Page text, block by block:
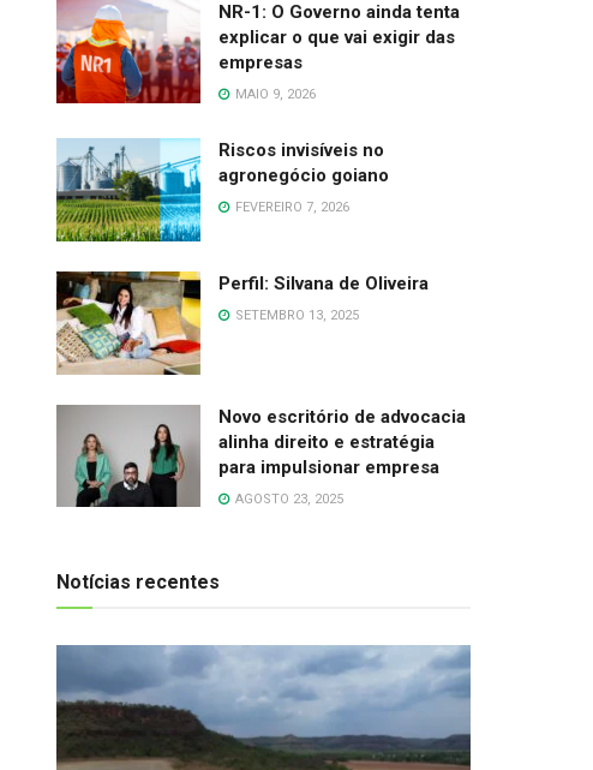
NR-1: O Governo ainda tenta
explicar o que vai exigir das
empresas
MAIO 9, 2026
Riscos invisíveis no
agronegócio goiano
FEVEREIRO 7, 2026
Perfil: Silvana de Oliveira
SETEMBRO 13, 2025
Novo escritório de advocacia
alinha direito e estratégia
para impulsionar empresa
AGOSTO 23, 2025
Notícias recentes